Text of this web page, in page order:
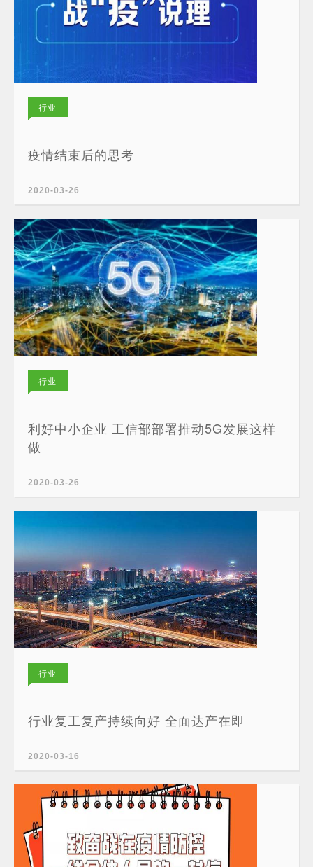
行业
新闻
疫情结束后的思考
2020-03-26
行业
新闻
利好中小企业 工信部部署推动5G发展这样
做
2020-03-26
行业
新闻
行业复工复产持续向好 全面达产在即
2020-03-16